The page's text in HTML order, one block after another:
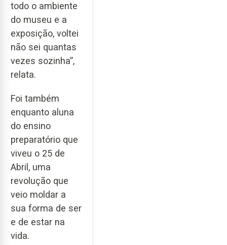
todo o ambiente
do museu e a
exposição, voltei
não sei quantas
vezes sozinha”,
relata.
Foi também
enquanto aluna
do ensino
preparatório que
viveu o 25 de
Abril, uma
revolução que
veio moldar a
sua forma de ser
e de estar na
vida.